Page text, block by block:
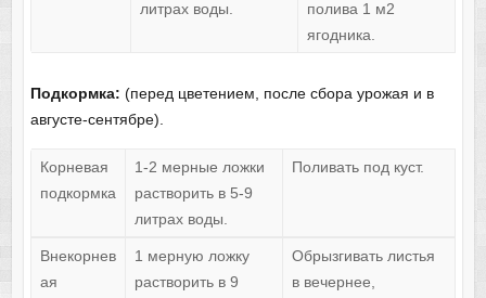
литрах воды.
полива 1 м2
ягодника.
Подкормка: (перед цветением, после сбора урожая и в
августе-сентябре).
Корневая
подкормка
1-2 мерные ложки
растворить в 5-9
литрах воды.
Поливать под куст.
Внекорнев
ая
1 мерную ложку
растворить в 9
Обрызгивать листья
в вечернее,